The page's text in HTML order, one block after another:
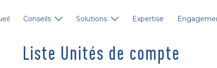
Conseils Solutions Expertise
Liste Unités de compte